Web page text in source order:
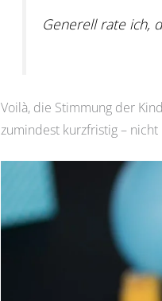
Generell rate ich,
Voilà, die Stimmung der
zumindest kurzfristig –